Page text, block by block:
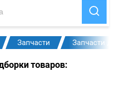
Запчасти Запчасти
товаров: